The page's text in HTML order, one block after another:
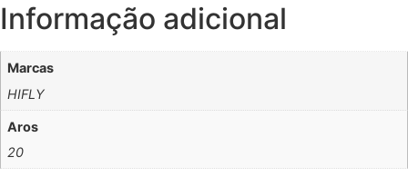
Informação adicional
Marcas
HIFLY
Aros
20